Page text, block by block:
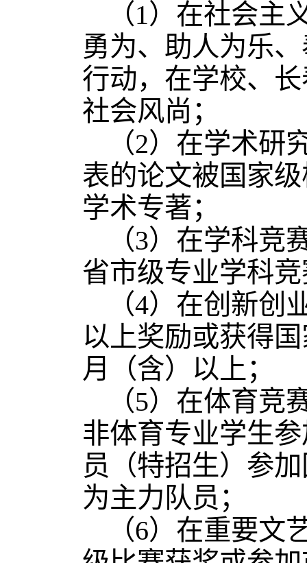
（1）在社会
勇为、助人为乐
行动，在学校、
社会风尚；
（2）在学术
表的论文被国家
学术专著；
（3）在学科
省市级专业学科
（4）在创新
以上奖励或获得
月（含）以上；
（5）在体育
非体育专业学生
员（特招生）参
为主力队员；
（6）在重要